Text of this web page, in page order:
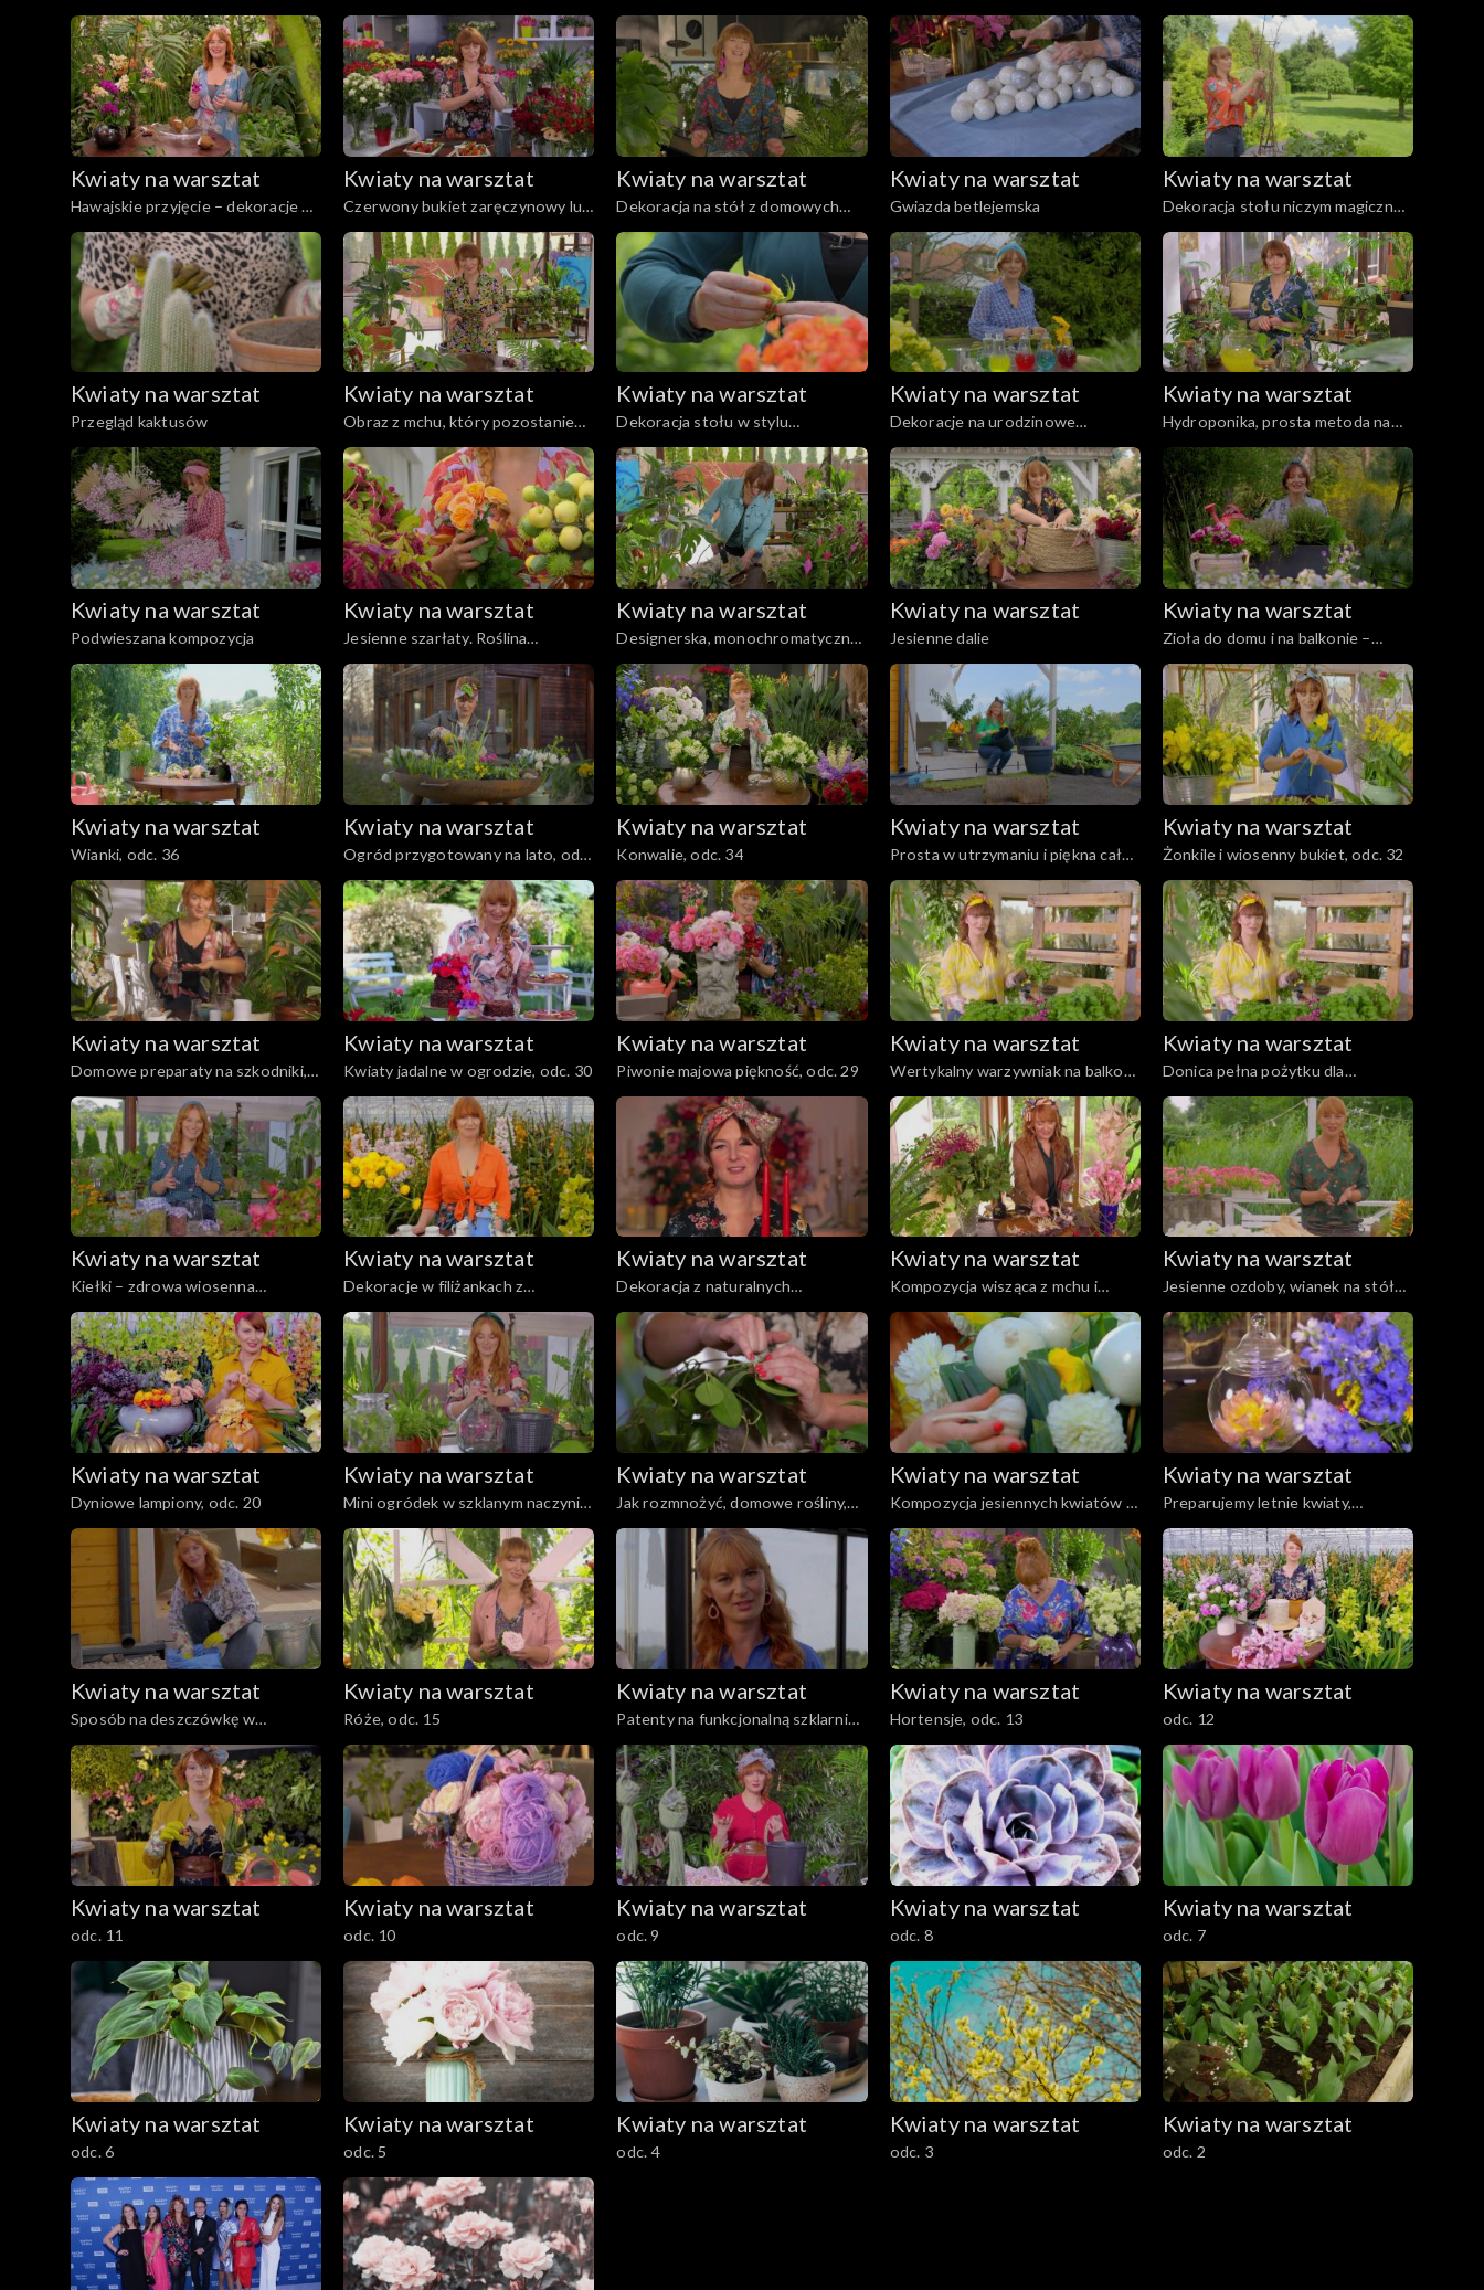
kolorowy pomocnik pełen
zdrowych ziół
boho
kompozycji na stole
królewska
Kwiaty na warsztat
Hawajskie przyjęcie – dekoracje w
kokosach
Kwiaty na warsztat
Czerwony bukiet zaręczynowy lub
na Dzień Kobiet
Kwiaty na warsztat
Dekoracja na stół z domowych
roślin doniczkowych w modnym
stylu urban jungle
Kwiaty na warsztat
Gwiazda betlejemska
Kwiaty na warsztat
Dekoracja stołu niczym magiczne
drzewo
Kwiaty na warsztat
Przegląd kaktusów
Kwiaty na warsztat
Obraz z mchu, który pozostanie
naturalnie świeży
Kwiaty na warsztat
Dekoracja stołu w stylu
Bollywood
Kwiaty na warsztat
Dekoracje na urodzinowe
przyjęcie dla dziecka
Kwiaty na warsztat
Hydroponika, prosta metoda na
zawsze podlane rośliny dla
zapominalskich
Kwiaty na warsztat
Podwieszana kompozycja
Kwiaty na warsztat
Jesienne szarłaty. Roślina
dekoracyjna i bardzo zdrowa
Kwiaty na warsztat
Designerska, monochromatyczna,
eko donica
Kwiaty na warsztat
Jesienne dalie
Kwiaty na warsztat
Zioła do domu i na balkonie –
uprawa i pielęgnacja
Kwiaty na warsztat
Wianki, odc. 36
Kwiaty na warsztat
Ogród przygotowany na lato, odc.
35
Kwiaty na warsztat
Konwalie, odc. 34
Kwiaty na warsztat
Prosta w utrzymaniu i piękna cały
rok rabata, odc. 33
Kwiaty na warsztat
Żonkile i wiosenny bukiet, odc. 32
Kwiaty na warsztat
Domowe preparaty na szkodniki,
odc. 31
Kwiaty na warsztat
Kwiaty jadalne w ogrodzie, odc. 30
Kwiaty na warsztat
Piwonie majowa piękność, odc. 29
Kwiaty na warsztat
Wertykalny warzywniak na balkon,
odc. 28
Kwiaty na warsztat
Donica pełna pożytku dla
zapylaczy, odc. 27
Kwiaty na warsztat
Kiełki – zdrowa wiosenna
zielenina, odc. 26
Kwiaty na warsztat
Dekoracje w filiżankach z
cymbidium na każdą okazję, odc. 25
Kwiaty na warsztat
Dekoracja z naturalnych
elementów na świąteczny stół,
odc. 24
Kwiaty na warsztat
Kompozycja wisząca z mchu i
darów lasu, odc. 23
Kwiaty na warsztat
Jesienne ozdoby, wianek na stół
i/lub drzwi, odc. 22
Kwiaty na warsztat
Dyniowe lampiony, odc. 20
Kwiaty na warsztat
Mini ogródek w szklanym naczyniu,
jak o niego zadbać?, odc. 21
Kwiaty na warsztat
Jak rozmnożyć, domowe rośliny,
ekoparapety ochronne i odżywki,
odc. 19
Kwiaty na warsztat
Kompozycja jesiennych kwiatów i
warzyw, odc. 18
Kwiaty na warsztat
Preparujemy letnie kwiaty,
dekoracja z suszonych roślin, odc.
17
Kwiaty na warsztat
Sposób na deszczówkę w
ogrodzie, odc. 16
Kwiaty na warsztat
Róże, odc. 15
Kwiaty na warsztat
Patenty na funkcjonalną szklarnię,
odc. 14
Kwiaty na warsztat
Hortensje, odc. 13
Kwiaty na warsztat
odc. 12
Kwiaty na warsztat
odc. 11
Kwiaty na warsztat
odc. 10
Kwiaty na warsztat
odc. 9
Kwiaty na warsztat
odc. 8
Kwiaty na warsztat
odc. 7
Kwiaty na warsztat
odc. 6
Kwiaty na warsztat
odc. 5
Kwiaty na warsztat
odc. 4
Kwiaty na warsztat
odc. 3
Kwiaty na warsztat
odc. 2